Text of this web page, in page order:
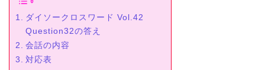
ダイソークロスワード Vol.42
Question32の答え
会話の内容
対応表